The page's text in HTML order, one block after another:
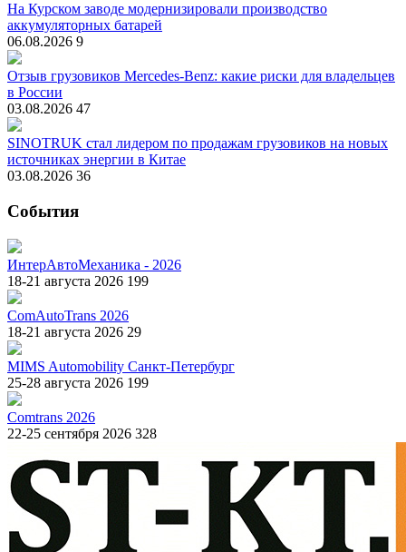
На Курском заводе модернизировали производство
аккумуляторных батарей
06.08.2026 9
Отзыв грузовиков Mercedes-Benz: какие риски для владельцев
в России
03.08.2026 47
SINOTRUK стал лидером по продажам грузовиков на новых
источниках энергии в Китае
03.08.2026 36
События
ИнтерАвтоМеханика - 2026
18-21 августа 2026 199
ComAutoTrans 2026
18-21 августа 2026 29
MIMS Automobility Санкт-Петербург
25-28 августа 2026 199
Comtrans 2026
22-25 сентября 2026 328